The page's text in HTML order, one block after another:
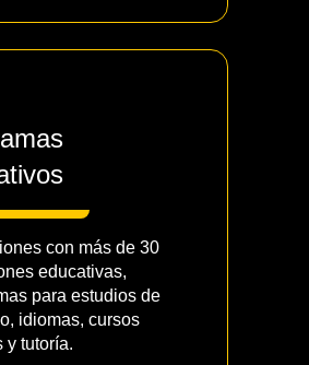
con más de 30
educativas,
para estudios de
idiomas, cursos
y tutoría.